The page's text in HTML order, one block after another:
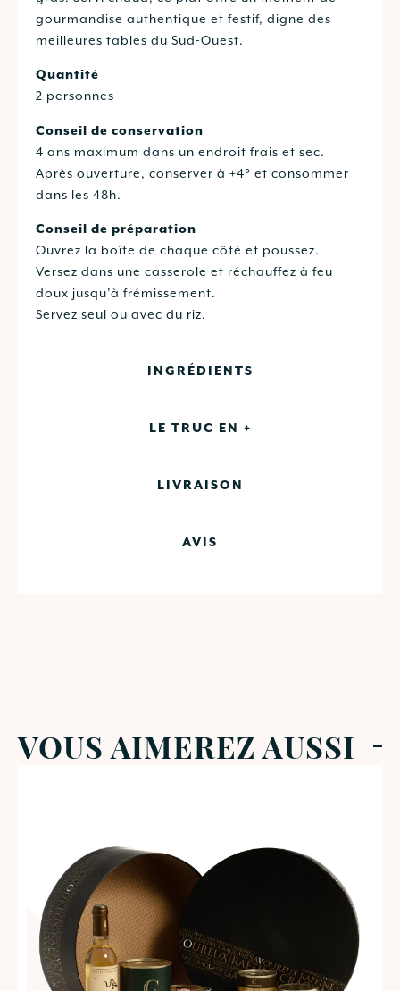
INGRÉDIENTS
LE TRUC EN +
LIVRAISON
AVIS
gourmandise authentique et festif, digne des
meilleures tables du Sud-Ouest.
Quantité
2 personnes
Conseil de conservation
4 ans maximum dans un endroit frais et sec.
Après ouverture, conserver à +4° et consommer
dans les 48h.
Conseil de préparation
Ouvrez la boîte de chaque côté et poussez.
Versez dans une casserole et réchauffez à feu
doux jusqu’à frémissement.
Servez seul ou avec du riz.
VOUS AIMEREZ AUSSI